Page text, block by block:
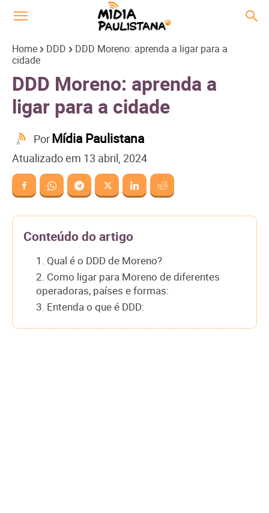
Home DDD
DDD Moreno: aprenda a ligar para a
cidade
DDD Moreno: aprenda a
ligar para a cidade
PorMídia Paulistana
Atualizado em 13 abril, 2024
Conteúdo do artigo
1. Qual é o DDD de Moreno?
2. Como ligar para Moreno de diferentes
operadoras, países e formas:
3. Entenda o que é DDD: